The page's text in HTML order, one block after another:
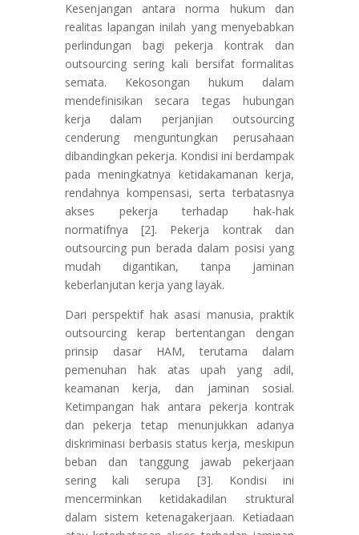
Kesenjangan antara norma hukum dan
realitas lapangan inilah yang menyebabkan
perlindungan bagi pekerja kontrak dan
outsourcing sering kali bersifat formalitas
semata. Kekosongan hukum dalam
mendefinisikan secara tegas hubungan
kerja dalam perjanjian outsourcing
cenderung menguntungkan perusahaan
dibandingkan pekerja. Kondisi ini berdampak
pada meningkatnya ketidakamanan kerja,
rendahnya kompensasi, serta terbatasnya
akses pekerja terhadap hak-hak
normatifnya [2]. Pekerja kontrak dan
outsourcing pun berada dalam posisi yang
mudah digantikan, tanpa jaminan
keberlanjutan kerja yang layak.
Dari perspektif hak asasi manusia, praktik
outsourcing kerap bertentangan dengan
prinsip dasar HAM, terutama dalam
pemenuhan hak atas upah yang adil,
keamanan kerja, dan jaminan sosial.
Ketimpangan hak antara pekerja kontrak
dan pekerja tetap menunjukkan adanya
diskriminasi berbasis status kerja, meskipun
beban dan tanggung jawab pekerjaan
sering kali serupa [3]. Kondisi ini
mencerminkan ketidakadilan struktural
dalam sistem ketenagakerjaan. Ketiadaan